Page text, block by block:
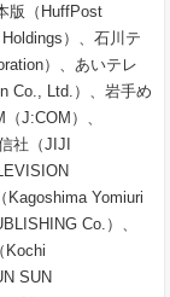
版（HuffPost
）、石川テ
）、あいテレ
Co., Ltd.）、岩手め
J:COM）、
社（JIJI
Kagoshima Yomiuri
Co.）、
Kochi
SUN